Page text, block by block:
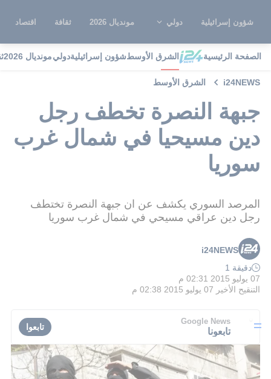
شؤون إسرائيلية دولي مونديال 2026 ثقافة اقتصاد
الصفحة الرئيسية الشرق الأوسطشؤون إسرائيليةدوليمونديال 2026
i24NEWS الشرق الأوسط
جبهة النصرة تخطف رجل
دين مسيحيا في شمال غرب
سوريا
المرصد السوري يكشف عن ان جبهة النصرة تختطف
رجل دين عراقي مسيحي في شمال غرب سوريا
i24NEWS
دقيقة 1
07 يوليو 2015 02:31 م
التنقيح الأخير 07 يوليو 2015 02:38 م
Google News
تابعونا تابعوا